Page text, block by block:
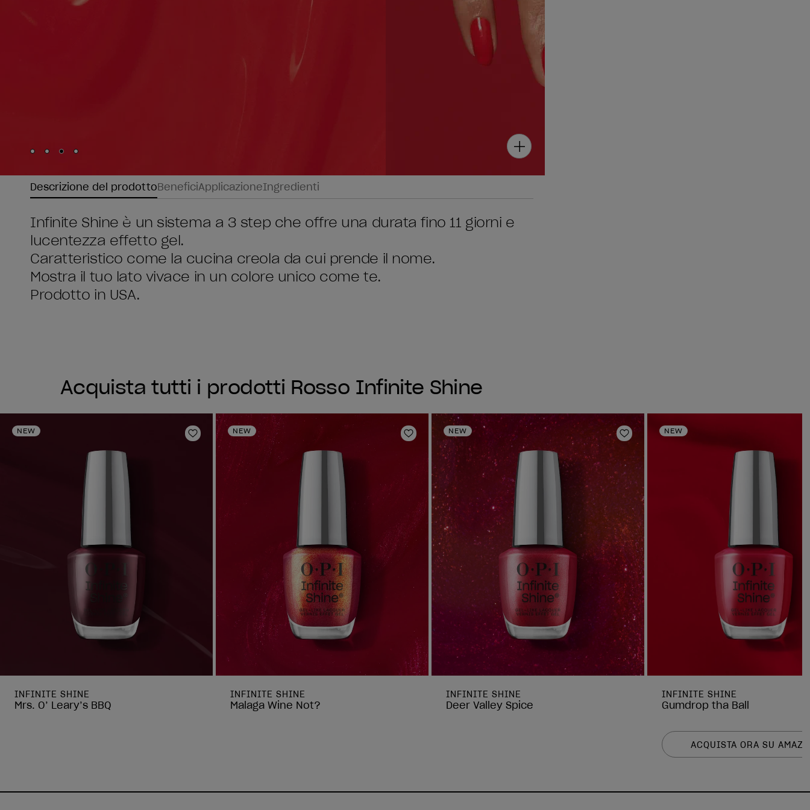
Skip to slide
Skip to slide
Skip to slide
Skip to slide
Descrizione del prodottoBeneficiApplicazioneIngredienti
Infinite Shine è un sistema a 3 step che offre una durata fino 11 giorni e
lucentezza effetto gel.
Caratteristico come la cucina creola da cui prende il nome.
Mostra il tuo lato vivace in un colore unico come te.
Prodotto in USA.
Acquista tutti i prodotti Rosso Infinite Shine
NEW
Aggiungi alla lista dei desideri
INFINITE SHINE
Mrs. O’ Leary’s BBQ
NEW
Aggiungi alla lista dei desideri
INFINITE SHINE
Malaga Wine Not?
NEW
Aggiungi alla lista dei desideri
INFINITE SHINE
Deer Valley Spice
NEW
INFINITE SHINE
Gumdrop tha Ball
ACQUISTA ORA SU